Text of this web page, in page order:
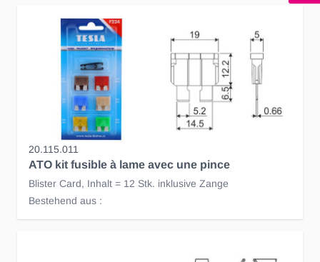
20.115.011
ATO kit fusible à lame avec une pince
Blister Card, Inhalt = 12 Stk. inklusive Zange
Bestehend aus :